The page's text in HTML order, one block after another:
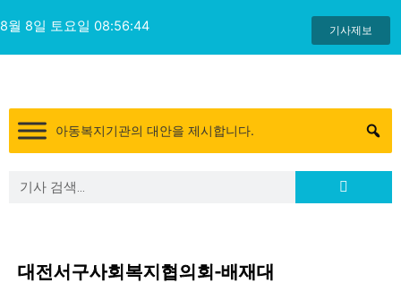
텐
츠
8월 8일 토요일 08:56:45 기사제보
아동복지기관의 대안을 제시합니다.
Search Search
대전서구사회복지협의회-배재대